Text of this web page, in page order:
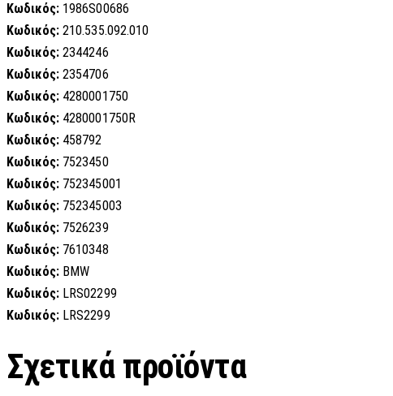
Κωδικός: 1986S00686
Κωδικός: 210.535.092.010
Κωδικός: 2344246
Κωδικός: 2354706
Κωδικός: 4280001750
Κωδικός: 4280001750R
Κωδικός: 458792
Κωδικός: 7523450
Κωδικός: 752345001
Κωδικός: 752345003
Κωδικός: 7526239
Κωδικός: 7610348
Κωδικός: BMW
Κωδικός: LRS02299
Κωδικός: LRS2299
Σχετικά προϊόντα